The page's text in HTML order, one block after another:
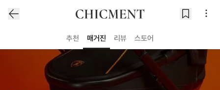
추천 매거진 리뷰 스토어